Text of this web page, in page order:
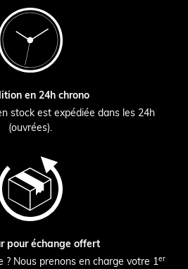
en 24h chrono
stock est expédiée dans les 24h
(ouvrées).
pour échange offert
? Nous prenons en charge votre 1er